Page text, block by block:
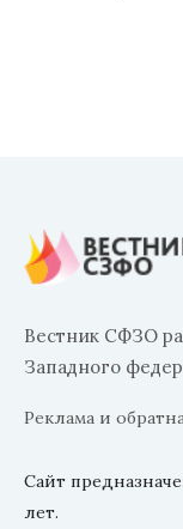
Вестник СФЗО
Западного
Реклама и
Сайт
лет.